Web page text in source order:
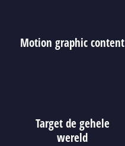
Motion graphic content
Target de gehele
wereld